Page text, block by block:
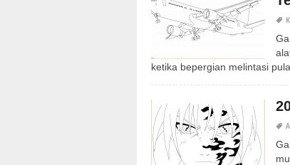
ketika bepergian melintasi